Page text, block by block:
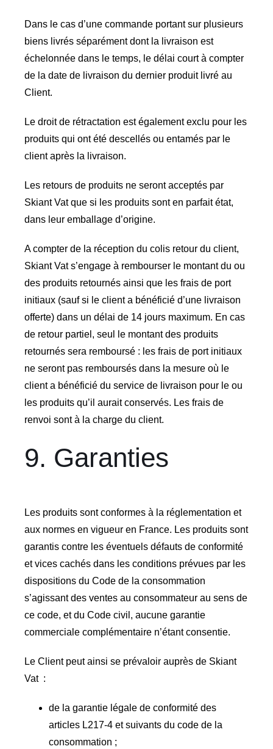
Dans le cas d’une commande portant sur plusieurs
biens livrés séparément dont la livraison est
échelonnée dans le temps, le délai court à compter
de la date de livraison du dernier produit livré au
Client.
Le droit de rétractation est également exclu pour les
produits qui ont été descellés ou entamés par le
client après la livraison.
Les retours de produits ne seront acceptés par
Skiant Vat que si les produits sont en parfait état,
dans leur emballage d’origine.
A compter de la réception du colis retour du client,
Skiant Vat s’engage à rembourser le montant du ou
des produits retournés ainsi que les frais de port
initiaux (sauf si le client a bénéficié d’une livraison
offerte) dans un délai de 14 jours maximum. En cas
de retour partiel, seul le montant des produits
retournés sera remboursé : les frais de port initiaux
ne seront pas remboursés dans la mesure où le
client a bénéficié du service de livraison pour le ou
les produits qu’il aurait conservés. Les frais de
renvoi sont à la charge du client.
9. Garanties
Les produits sont conformes à la réglementation et
aux normes en vigueur en France. Les produits sont
garantis contre les éventuels défauts de conformité
et vices cachés dans les conditions prévues par les
dispositions du Code de la consommation
s’agissant des ventes au consommateur au sens de
ce code, et du Code civil, aucune garantie
commerciale complémentaire n’étant consentie.
Le Client peut ainsi se prévaloir auprès de Skiant
Vat :
de la garantie légale de conformité des
articles L217-4 et suivants du code de la
consommation ;